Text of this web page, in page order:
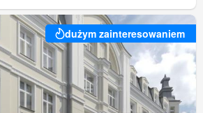
dużym zainteresowaniem